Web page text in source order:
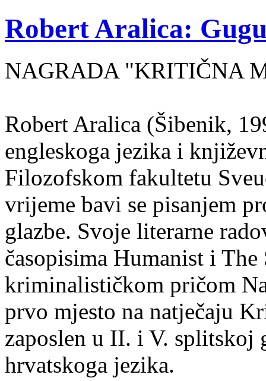
Robert Aralica:
NAGRADA "KRITIČNA
Robert Aralica (Šibenik,
engleskoga jezika i
Filozofskom fakultetu
vrijeme bavi se pisanjem
glazbe. Svoje literarne
časopisima Humanist i
kriminalističkom pričom
prvo mjesto na natječaju
zaposlen u II. i V. splitskoj
hrvatskoga jezika.